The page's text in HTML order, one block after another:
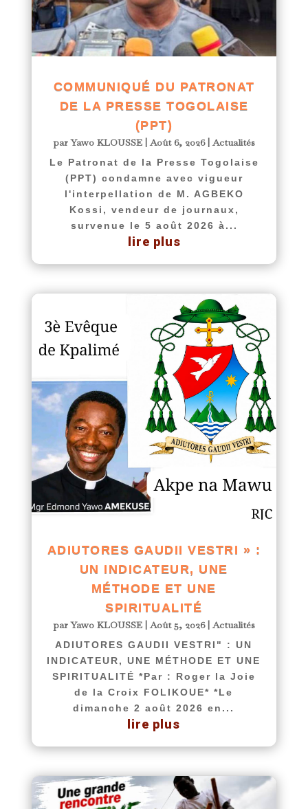
COMMUNIQUÉ DU PATRONAT
DE LA PRESSE TOGOLAISE
(PPT)
parYawo KLOUSSE| Août 6, 2026| Actualités
Le Patronat de la Presse Togolaise
(PPT) condamne avec vigueur
l'interpellation de M. AGBEKO
Kossi, vendeur de journaux,
survenue le 5 août 2026 à...
lire plus
ADIUTORES GAUDII VESTRI » :
UN INDICATEUR, UNE
MÉTHODE ET UNE
SPIRITUALITÉ
parYawo KLOUSSE|Août 5, 2026|Actualités
ADIUTORES GAUDII VESTRI" : UN
INDICATEUR, UNE MÉTHODE ET UNE
SPIRITUALITÉ *Par : Roger la Joie
de la Croix FOLIKOUE* *Le
dimanche 2 août 2026 en...
lire plus